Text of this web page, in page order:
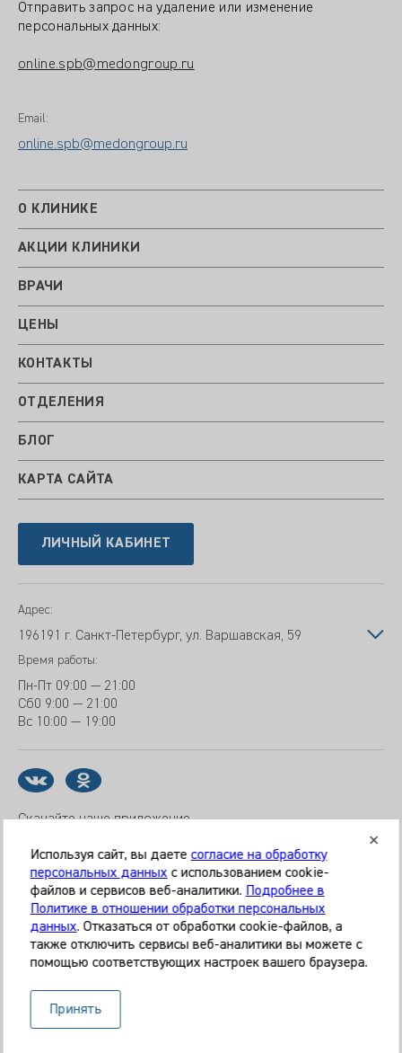
Отправить запрос на удаление или изменение
персональных данных:
online.spb@medongroup.ru
Email:
online.spb@medongroup.ru
О КЛИНИКЕ
АКЦИИ КЛИНИКИ
ВРАЧИ
ЦЕНЫ
КОНТАКТЫ
ОТДЕЛЕНИЯ
БЛОГ
КАРТА САЙТА
ЛИЧНЫЙ КАБИНЕТ
Адрес:
196191 г. Санкт-Петербург, ул. Варшавская, 59
Время работы:
Пн-Пт 09:00 — 21:00
Сб0 9:00 — 21:00
Вс 10:00 — 19:00
Скачайте наше приложение
© 2026 Клиника «МЕДИКАЛ ОН ГРУП»
Все права защищены
Информация, представленная на сайте, является
постановки диагноза, назначения лечения. Необходима
очная консультация специалиста. Используя данный сайт,
вы даёте согласие на обработку ваших данных сервисом
Используя сайт, вы даете согласие на обработку
персональных данныхс использованием cookie-
файлов и сервисов веб-аналитики. Подробнее в
Политике в отношении обработки персональных
данных. Отказаться от обработки cookie-файлов, а
также отключить сервисы веб-аналитики вы можете с
помощью соответствующих настроек вашего браузера.
Принять